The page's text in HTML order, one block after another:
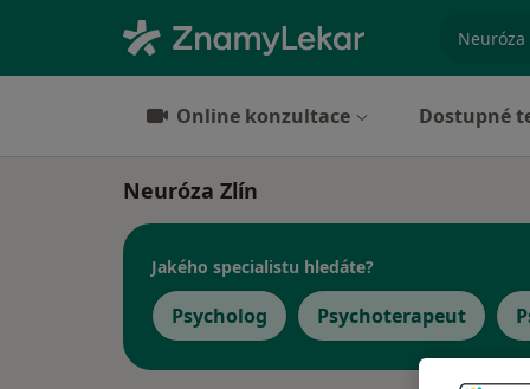
Online konzultace Dostupné
Neuróza Zlín
Jakého specialistu hledáte?
Psycholog Psychoterapeut